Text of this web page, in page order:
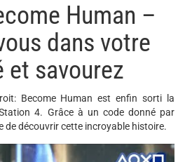
Human –
dans votre
et savourez
Become Human est enfin sorti la
4. Grâce à un code donné par
de découvrir cette incroyable histoire.